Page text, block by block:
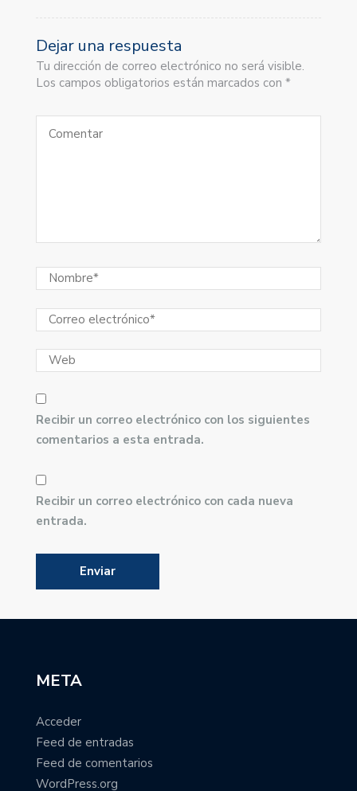
Dejar una respuesta
Tu dirección de correo electrónico no será visible.
Los campos obligatorios están marcados con *
Recibir un correo electrónico con los siguientes
comentarios a esta entrada.
Recibir un correo electrónico con cada nueva
entrada.
META
Acceder
Feed de entradas
Feed de comentarios
WordPress.org